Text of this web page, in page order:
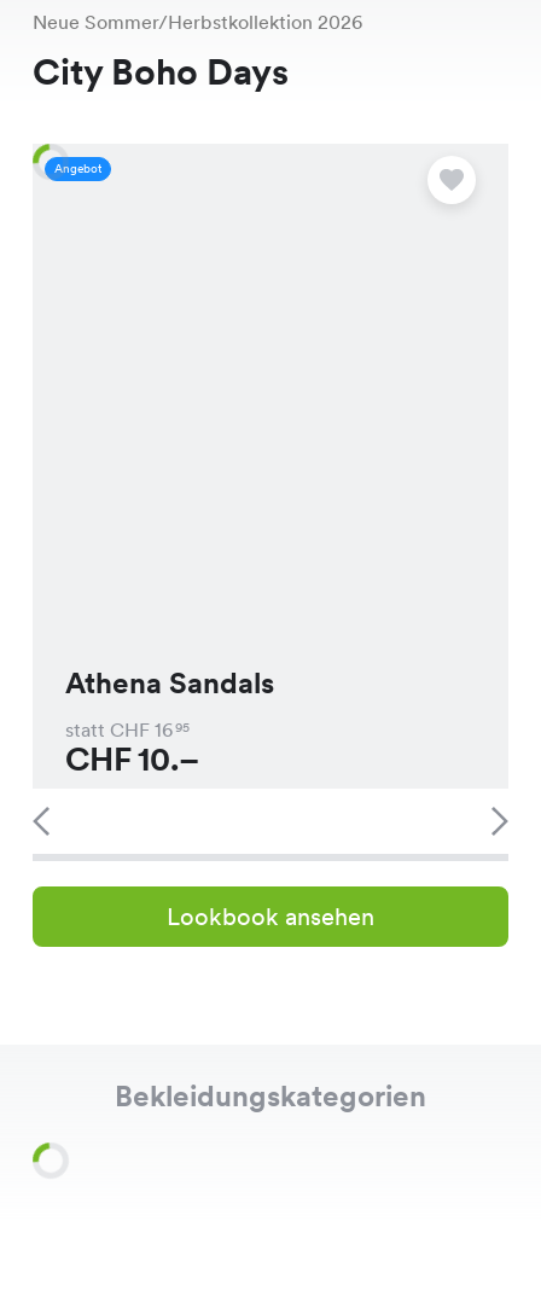
Neue Sommer/Herbstkollektion 2026
City Boho Days
Angebot
Athena Sandals
statt CHF 1695
CHF10.–
Lookbook ansehen
Bekleidungskategorien